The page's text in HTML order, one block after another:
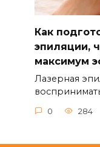
Как
эпиляции,
максимум
Лазерная
0 284